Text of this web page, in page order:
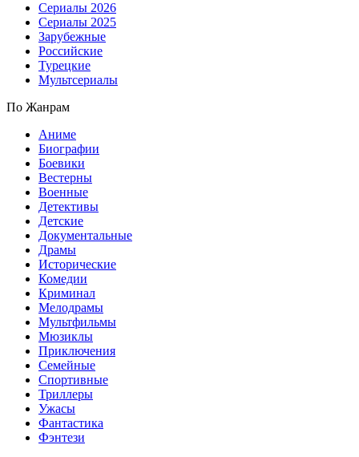
Сериалы 2026
Сериалы 2025
Зарубежные
Российские
Турецкие
Мультсериалы
По Жанрам
Аниме
Биографии
Боевики
Вестерны
Военные
Детективы
Детские
Документальные
Драмы
Исторические
Комедии
Криминал
Мелодрамы
Мультфильмы
Мюзиклы
Приключения
Семейные
Спортивные
Триллеры
Ужасы
Фантастика
Фэнтези